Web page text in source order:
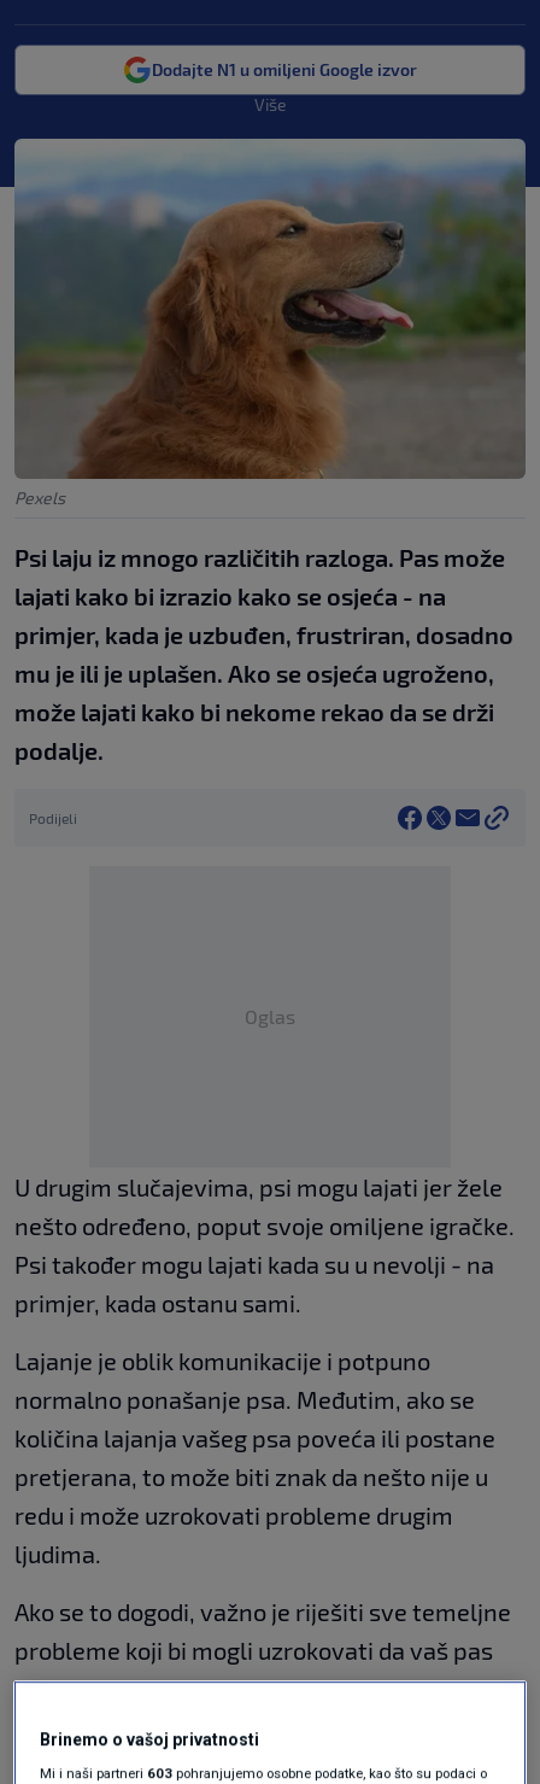
Dodajte N1 u omiljeni Google izvor
Više
Pexels
Psi laju iz mnogo različitih razloga. Pas može
lajati kako bi izrazio kako se osjeća - na
primjer, kada je uzbuđen, frustriran, dosadno
mu je ili je uplašen. Ako se osjeća ugroženo,
može lajati kako bi nekome rekao da se drži
podalje.
Podijeli
Oglas
U drugim slučajevima, psi mogu lajati jer žele
nešto određeno, poput svoje omiljene igračke.
Psi također mogu lajati kada su u nevolji - na
primjer, kada ostanu sami.
Lajanje je oblik komunikacije i potpuno
normalno ponašanje psa. Međutim, ako se
količina lajanja vašeg psa poveća ili postane
pretjerana, to može biti znak da nešto nije u
redu i može uzrokovati probleme drugim
ljudima.
Ako se to dogodi, važno je riješiti sve temeljne
probleme koji bi mogli uzrokovati da vaš pas
više laje.
Pas laje više nego inače
Brinemo o vašoj privatnosti
Mi i naši partneri 603 pohranjujemo osobne podatke, kao što su podaci o